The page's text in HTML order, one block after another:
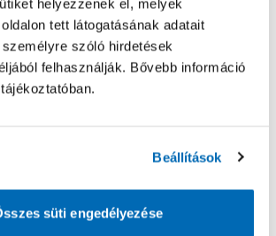
helyezzenek el, melyek
tett látogatásának adatait
szóló hirdetések
felhasználják. Bővebb információ
Beállítások
süti engedélyezése